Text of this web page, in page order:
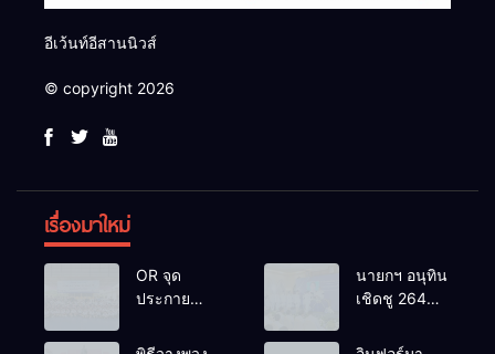
อีเว้นท์อีสานนิวส์
© copyright 2026
เรื่องมาใหม่
OR จุด
ประกาย
เยาวชน ผ่าน
นายกฯ อนุทิน
เชิดชู 264
บ้านยอดเยี่ยม